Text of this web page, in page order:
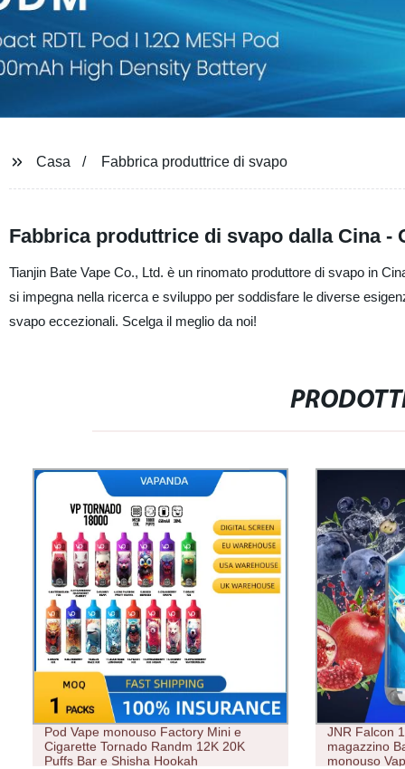
Casa Fabbrica produttrice di svapo
Fabbrica produttrice di svapo dalla Cina -
Tianjin Bate Vape Co., Ltd. è un rinomato produttore di svapo in
si impegna nella ricerca e sviluppo per soddisfare le diverse
svapo eccezionali. Scelga il meglio da noi!
Pod Vape monouso Factory Mini e
Cigarette Tornado Randm 12K 20K
Puffs Bar e Shisha Hookah
JNR Falcon
magazzino
monouso